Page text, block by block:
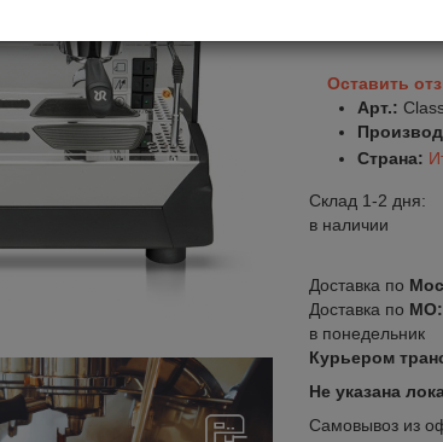
Оставить
Арт.:
Страна:
Склад 1-2 дня:
в наличии
Доставка по
Доставка по МО:
в понедельник
Курьером
Не указана
Самовывоз из